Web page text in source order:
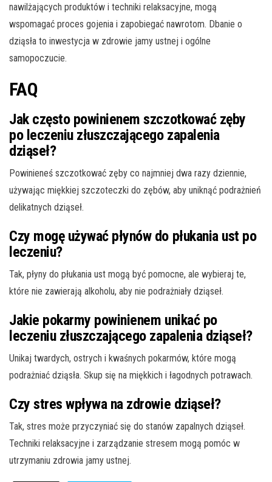
nawilżających produktów i techniki relaksacyjne, mogą
wspomagać proces gojenia i zapobiegać nawrotom. Dbanie o
dziąsła to inwestycja w zdrowie jamy ustnej i ogólne
samopoczucie.
FAQ
Jak często powinienem szczotkować zęby
po leczeniu złuszczającego zapalenia
dziąseł?
Powinieneś szczotkować zęby co najmniej dwa razy dziennie,
używając miękkiej szczoteczki do zębów, aby uniknąć podrażnień
delikatnych dziąseł.
Czy mogę używać płynów do płukania ust po
leczeniu?
Tak, płyny do płukania ust mogą być pomocne, ale wybieraj te,
które nie zawierają alkoholu, aby nie podrażniały dziąseł.
Jakie pokarmy powinienem unikać po
leczeniu złuszczającego zapalenia dziąseł?
Unikaj twardych, ostrych i kwaśnych pokarmów, które mogą
podrażniać dziąsła. Skup się na miękkich i łagodnych potrawach.
Czy stres wpływa na zdrowie dziąseł?
Tak, stres może przyczyniać się do stanów zapalnych dziąseł.
Techniki relaksacyjne i zarządzanie stresem mogą pomóc w
utrzymaniu zdrowia jamy ustnej.